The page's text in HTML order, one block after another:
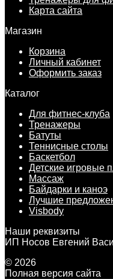
Карта сайта
Магазин
Корзина
Личный кабинет
Оформить заказ
Каталог
Для фитнес-клуба
Тренажеры
Батуты
Теннисные столы
Баскетбол
Детские игровые
Массаж
Байдарки и каноэ
Лучшие
Visbody
Наши реквизиты
ИП Носов Евгений
© 2026
Полная версия сайта